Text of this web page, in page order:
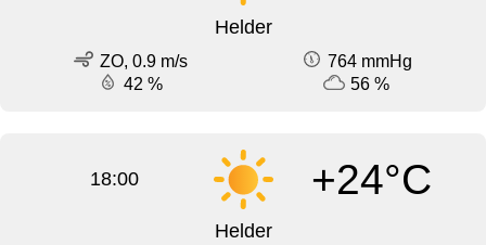
Helder
ZO, 0.9 m/s
764 mmHg
42 %
56 %
18:00 +24°C
Helder